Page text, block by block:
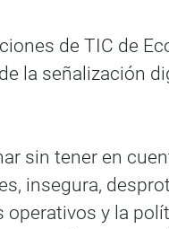
de TIC de
la señalización
sin tener en
insegura,
operativos y la